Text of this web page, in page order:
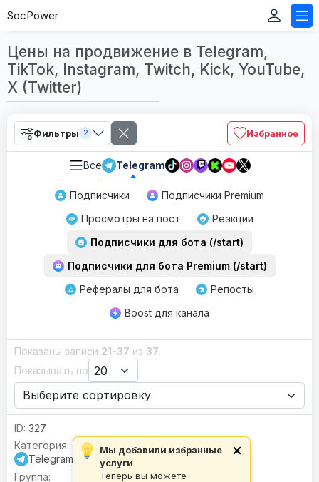
SocPower
Цены на продвижение в Telegram,
TikTok, Instagram, Twitch, Kick, YouTube,
X (Twitter)
Фильтры 2 Избранное
Все Telegram
Подписчики
Подписчики Premium
Просмотры на пост
Реакции
Подписчики для бота (/start)
Подписчики для бота Premium (/start)
Рефералы для бота
Репосты
Boost для канала
Показаны записи 21-37 из 37.
Показывать по
327
Telegram
Мы добавили избранные
услуги
Теперь вы можете
×